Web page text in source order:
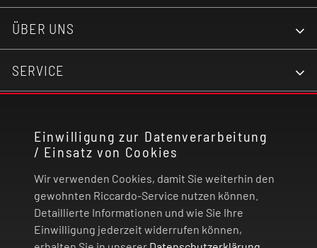
Einwilligung zur Datenverarbeitung
/ Einsatz von Cookies
Wir verwenden Cookies, damit Sie weiterhin den
gewohnten Riccardo-Service nutzen können.
Detaillierte Informationen und wie Sie Ihre
Einwilligung jederzeit widerrufen können,
ÜBER UNS
SERVICE
RECHTLICHES
ZAHLUNG UND VERSAND
VERTRAG WIDERRUFEN